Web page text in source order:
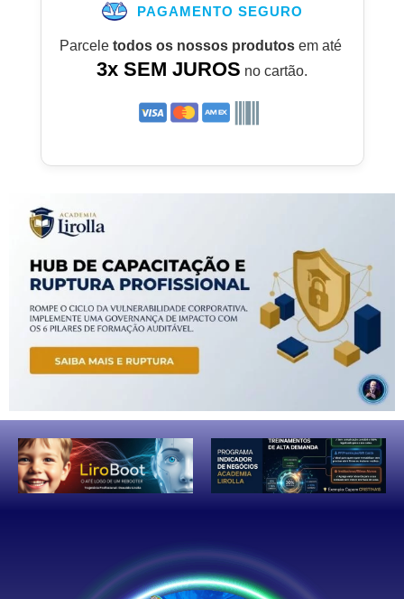
PAGAMENTO SEGURO
Parcele todos os nossos produtosem até
3x SEM JUROS no cartão.